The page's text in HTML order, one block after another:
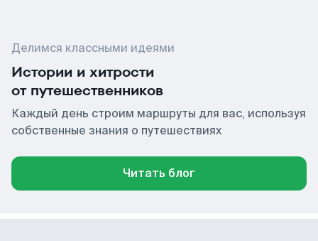
Делимся классными идеями
Истории и хитрости
от путешественников
Каждый день строим маршруты для вас, используя
собственные знания о путешествиях
Читать блог